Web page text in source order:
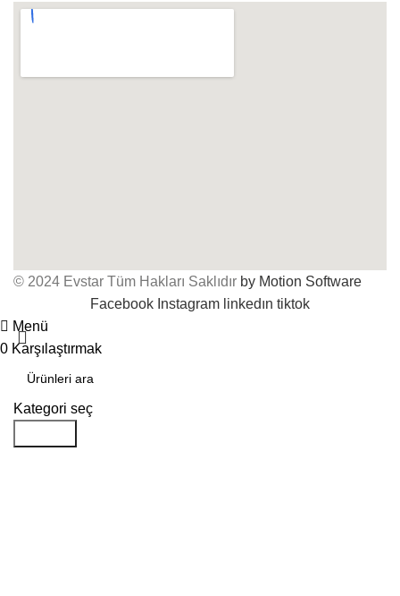
© 2024 Evstar Tüm Hakları Saklıdır by Motion Software
Facebook Instagram linkedın tiktok
Kategori seç
Menü
0 Karşılaştırmak